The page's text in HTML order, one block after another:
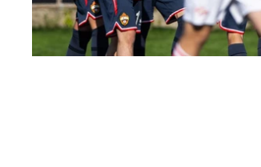
ЮФЛ: Московское дерби на «Октябре»
3 АВГУСТА 2026 14:15